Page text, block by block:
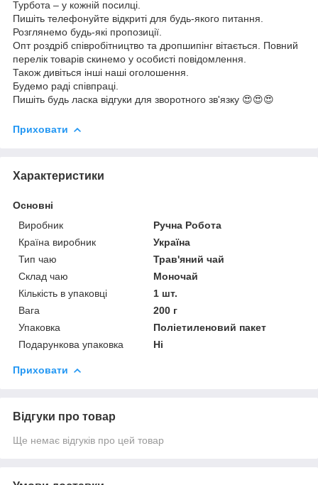
Турбота – у кожній посилці.
Пишіть телефонуйте відкриті для будь-якого питання.
Розглянемо будь-які пропозиції.
Опт роздріб співробітництво та дропшипінг вітається. Повний
перелік товарів скинемо у особисті повідомлення.
Також дивіться інші наші оголошення.
Будемо раді співпраці.
Пишіть будь ласка відгуки для зворотного зв'язку 😍😍😍
Приховати
Характеристики
Основні
Виробник
Ручна Робота
Країна виробник
Україна
Тип чаю
Трав'яний чай
Склад чаю
Моночай
Кількість в упаковці
1 шт.
Вага
200 г
Упаковка
Поліетиленовий пакет
Подарункова упаковка
Ні
Приховати
Відгуки про товар
Ще немає відгуків про цей товар